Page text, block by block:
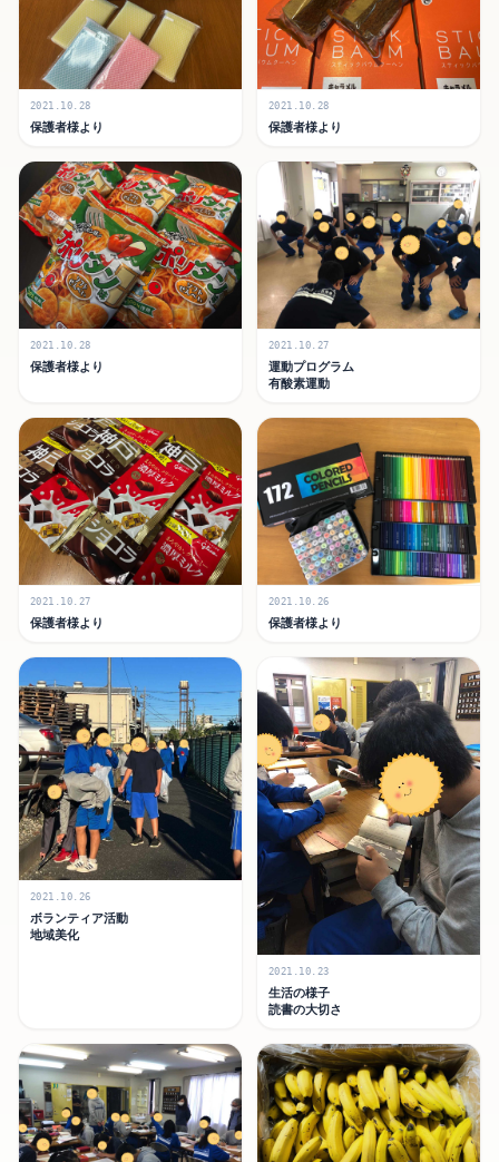
2021.10.28
保護者様より
2021.10.28
保護者様より
2021.10.28
保護者様より
2021.10.27
運動プログラム
有酸素運動
2021.10.27
保護者様より
2021.10.26
保護者様より
2021.10.26
ボランティア活動
地域美化
2021.10.23
生活の様子
読書の大切さ